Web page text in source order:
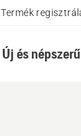
Termék
Új és népszerű